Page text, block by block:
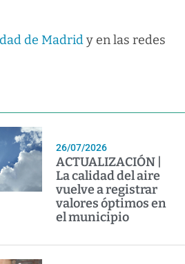
de Madridy en las redes
26/07/2026
ACTUALIZACIÓN |
La calidad del aire
vuelve a registrar
valores óptimos en
el municipio